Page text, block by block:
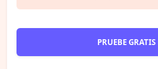
PRUEBE GRATIS